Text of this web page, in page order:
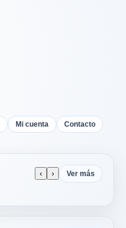
Mi cuenta Contacto
‹ › Ver más